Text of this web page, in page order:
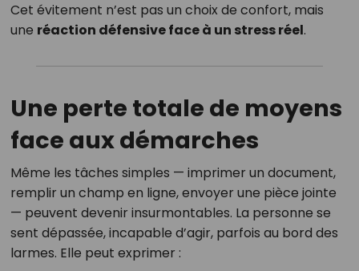
Cet évitement n’est pas un choix de confort, mais
une réaction défensive face à un stress réel.
Une perte totale de moyens
face aux démarches
Même les tâches simples — imprimer un document,
remplir un champ en ligne, envoyer une pièce jointe
— peuvent devenir insurmontables. La personne se
sent dépassée, incapable d’agir, parfois au bord des
larmes. Elle peut exprimer :